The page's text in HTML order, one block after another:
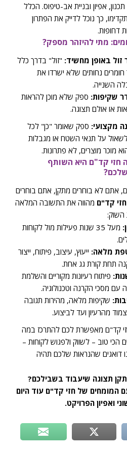
אפיון ובניית אב-טיפוס. הכלל
כך נוכל לדייק את הפתרון
דחופות.
מתי להיזהר מספק?
זול באופן מחשיד: "זול" בדרך כלל
חומרים נחותים שלא ישרדו את
השנייה.
שקיפות: ספק שלא מוכן להראות
או אולם תצוגה.
מקצועי: ספק שאומר "כן" לכל
על תנאי השטח או מגבלות
מוכר מוצרים, לא פתרונות.
חזי קד"ם היא השותף
שלכם?
אתם לא בוחרים מתקן, אתם בוחרים
חזי קד"ם מהווה את התשובה המלאה
השוק:
מעל 35 שנות פעילות מול לקוחות
מלאה: ייעוץ, עיצוב, פיתוח, ייצור
תחת קורת גג אחת.
פיתוח רעיונות מקוריים והשלמת
עם מסכי הקרנה וטכנולוגיה.
שקיפות מלאה, מהירות תגובה
צמוד מהרעיון ועד לביצוע.
קד"ם מאפשרת לכם להתרכז במה
הכי טוב – לשווק ולפגוש לקוחות –
דואגים שהנראות שלכם תהיה
תצוגה שיעבוד בשבילכם?
המומחים של חזי קד"ם עוד היום
ואפיון הפרויקט.